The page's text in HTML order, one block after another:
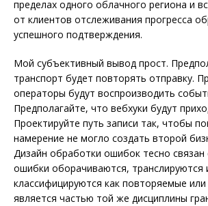
пределах одного облачного региона и
от клиентов отслеживания прогресса
успешного подтверждения.
Мой субъективный вывод прост.
транспорт будет повторять отправку.
операторы будут воспроизводить
Предполагайте, что вебхуки будут
Проектируйте путь записи так, чтобы
намерение не могло создать второй
Дизайн обработки ошибок тесно связан
ошибки оборачиваются, транслируются
классифицируются как повторяемые
является частью той же дисциплины